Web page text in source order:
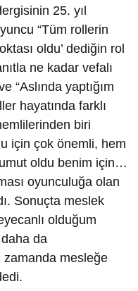
25. yıl
“Tüm rollerin
oldu’ dediğin rol
ne kadar vefalı
“Aslında yaptığım
hayatında farklı
biri
için çok önemli, hem
oldu benim için…
oyunculuğa olan
Sonuçta meslek
olduğum
da
zamanda mesleğe